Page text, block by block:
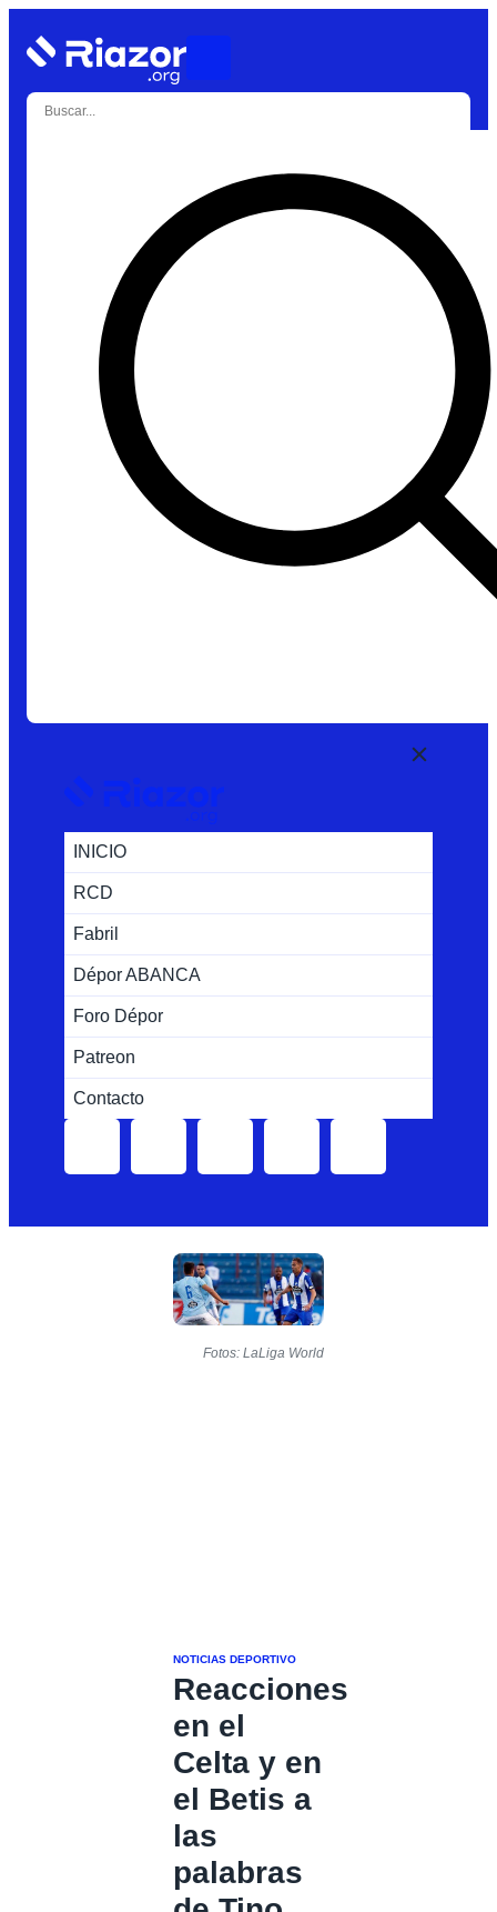
INICIO
RCD
Fabril
Dépor ABANCA
Foro Dépor
Patreon
Contacto
Fotos: LaLiga World
NOTICIAS DEPORTIVO
Reacciones
en el
Celta y en
el Betis a
las
palabras